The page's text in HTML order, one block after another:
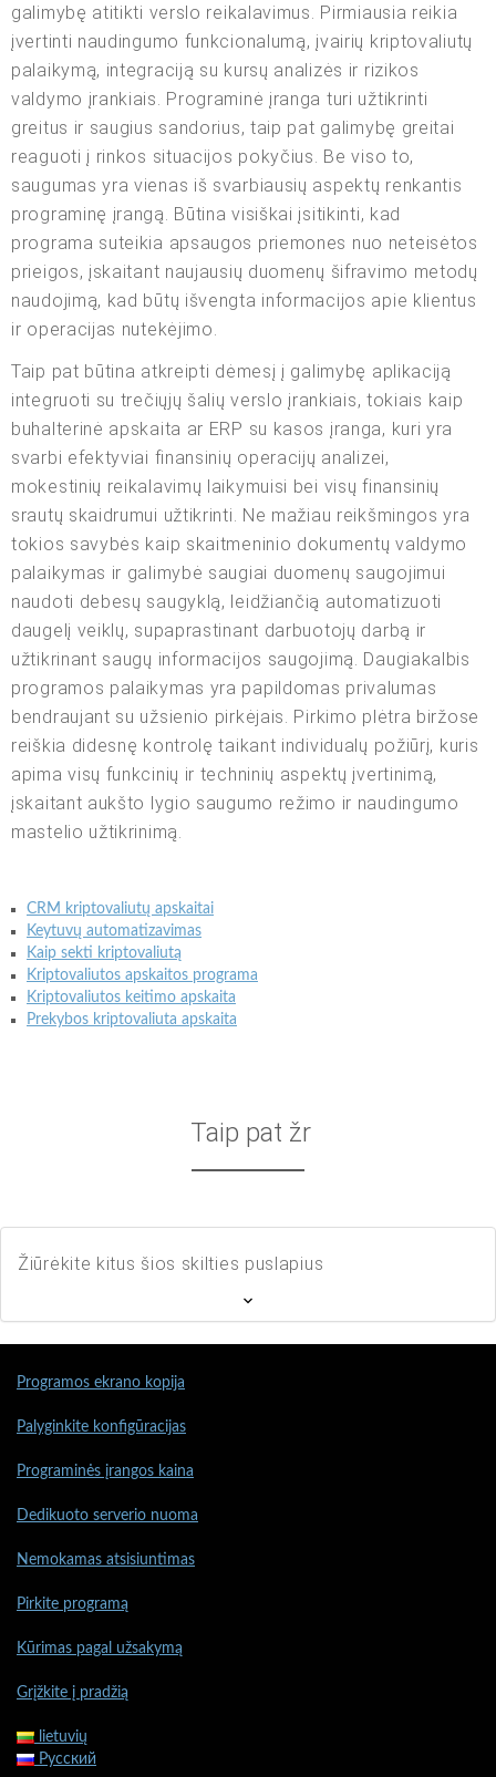
galimybę atitikti verslo reikalavimus. Pirmiausia reikia
įvertinti naudingumo funkcionalumą, įvairių kriptovaliutų
palaikymą, integraciją su kursų analizės ir rizikos
valdymo įrankiais. Programinė įranga turi užtikrinti
greitus ir saugius sandorius, taip pat galimybę greitai
reaguoti į rinkos situacijos pokyčius. Be viso to,
saugumas yra vienas iš svarbiausių aspektų renkantis
programinę įrangą. Būtina visiškai įsitikinti, kad
programa suteikia apsaugos priemones nuo neteisėtos
prieigos, įskaitant naujausių duomenų šifravimo metodų
naudojimą, kad būtų išvengta informacijos apie klientus
ir operacijas nutekėjimo.
Taip pat būtina atkreipti dėmesį į galimybę aplikaciją
integruoti su trečiųjų šalių verslo įrankiais, tokiais kaip
buhalterinė apskaita ar ERP su kasos įranga, kuri yra
svarbi efektyviai finansinių operacijų analizei,
mokestinių reikalavimų laikymuisi bei visų finansinių
srautų skaidrumui užtikrinti. Ne mažiau reikšmingos yra
tokios savybės kaip skaitmeninio dokumentų valdymo
palaikymas ir galimybė saugiai duomenų saugojimui
naudoti debesų saugyklą, leidžiančią automatizuoti
daugelį veiklų, supaprastinant darbuotojų darbą ir
užtikrinant saugų informacijos saugojimą. Daugiakalbis
programos palaikymas yra papildomas privalumas
bendraujant su užsienio pirkėjais. Pirkimo plėtra biržose
reiškia didesnę kontrolę taikant individualų požiūrį, kuris
apima visų funkcinių ir techninių aspektų įvertinimą,
įskaitant aukšto lygio saugumo režimo ir naudingumo
mastelio užtikrinimą.
CRM kriptovaliutų apskaitai
Keytuvų automatizavimas
Kaip sekti kriptovaliutą
Kriptovaliutos apskaitos programa
Kriptovaliutos keitimo apskaita
Prekybos kriptovaliuta apskaita
Taip pat žr
Žiūrėkite kitus šios skilties puslapius
Programos ekrano kopija
Palyginkite konfigūracijas
Programinės įrangos kaina
Dedikuoto serverio nuoma
Nemokamas atsisiuntimas
Pirkite programą
Kūrimas pagal užsakymą
Grįžkite į pradžią
lietuvių
Русский